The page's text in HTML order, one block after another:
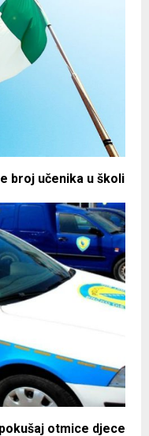
broj učenika u školi
otmice djece